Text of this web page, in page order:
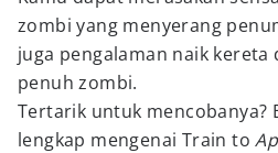
zombi yang menyerang
juga pengalaman naik kereta
penuh zombi.
Tertarik untuk mencobanya?
lengkap mengenai Train to